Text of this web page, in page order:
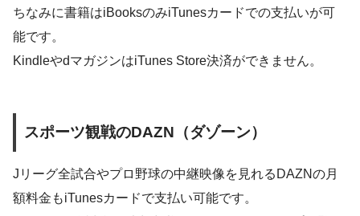
ちなみに書籍はiBooksのみiTunesカードでの支払いが可
能です。
KindleやdマガジンはiTunes Store決済ができません。
スポーツ観戦のDAZN（ダゾーン）
Jリーグ全試合やプロ野球の中継映像を見れるDAZNの月
額料金もiTunesカードで支払い可能です。